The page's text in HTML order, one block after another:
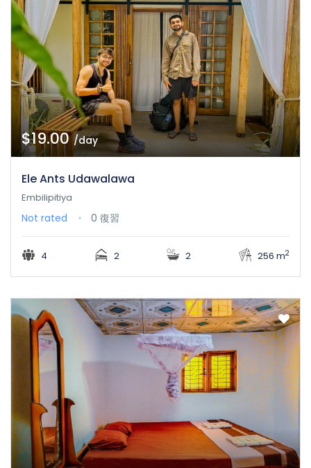
$19.00/day
Ele Ants Udawalawa
Embilipitiya
Not rated 0 復習
4 2 2 256 m2